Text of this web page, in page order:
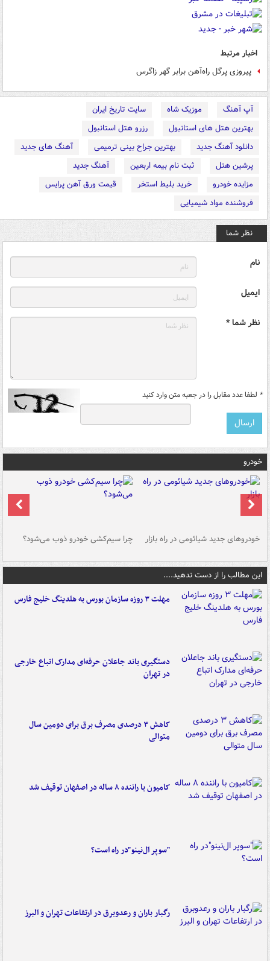
اخبار مرتبط
پیروزی پرگل راه‌آهن برابر گهر زاگرس
آپ آهنگ موزیک شاه
سایت تاریخ ایران
بهترین هتل های استانبول
رزرو هتل استانبول
دانلود آهنگ جدید
بهترین جراح بینی ترمیمی
آهنگ های جدید
پرشین هتل
ثبت نام بیمه اربعین
آهنگ جدید
مزایده خودرو
خرید بلیط استخر
قیمت ورق آهن پرایس
فروشنده مواد شیمیایی
نظر شما
نام
ایمیل
نظر شما *
* لطفا عدد مقابل را در جعبه متن وارد کنید
خودرو
خودروهای جدید شیائومی در راه بازار چرا سیم‌کشی خودرو ذوب می‌شود؟
این مطالب را از دست ندهید....
مهلت ۳ روزه سازمان بورس به هلدینگ خلیج فارس
دستگیری باند جاعلان حرفه‌ای مدارک اتباع خارجی
در تهران
کاهش ۳ درصدی مصرف برق برای دومین سال
متوالی
کامیون با راننده ۸ ساله در اصفهان توقیف شد
"سوپر ال‌نینو"در راه است؟
رگبار باران و رعدوبرق در ارتفاعات تهران و البرز